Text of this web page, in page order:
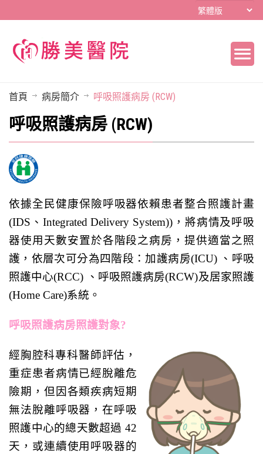
首頁 病房簡介 呼吸照護病房 (RCW)
呼吸照護病房 (RCW)
依據全民健康保險呼吸器依賴患者整合照護計畫
(IDS、Integrated Delivery System))，將病情及呼吸
器使用天數安置於各階段之病房，提供適當之照
護， 依層次可分為四階段：加護病房(ICU) 、呼吸
照護中心(RCC) 、呼吸照護病房(RCW)及居家照護
(Home Care)系統。
呼吸照護病房照護對象?
經胸腔科專科醫師評估，
重症患者病情已經脫離危
險期，但因各類疾病短期
無法脫離呼吸器，在呼吸
照護中心的總天數超過 42
天，或連續使用呼吸器的